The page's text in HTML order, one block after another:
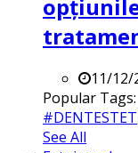
11/12/
Popular Tags:
#DENTESTET
See All